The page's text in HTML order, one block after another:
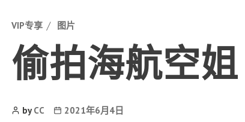
Categories
VIP专享 图片
偷拍海航空姐
PostbyCC
Post2021年6月4日